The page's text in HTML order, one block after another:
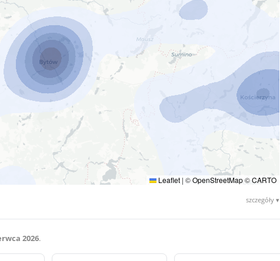
Leaflet | ©OpenStreetMap©CARTO
szczegóły ▾
2026.